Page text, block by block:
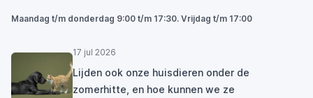
Maandag t/m donderdag 9:00 t/m 17:30. Vrijdag t/m 17:00
17 jul 2026
Lijden ook onze huisdieren onder de
zomerhitte, en hoe kunnen we ze